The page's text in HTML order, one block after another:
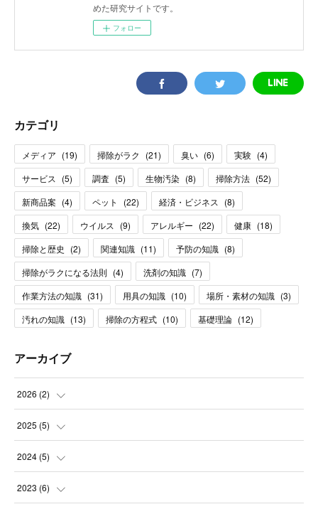
めた研究サイトです。
フォロー
カテゴリ
メディア (19) 掃除がラク (21) 臭い (6) 実験 (4)
サービス
(5) 調査 (5) 生物汚染 (8) 掃除方法 (52)
新商品案 (4) ペット (22) 経済・ビジネス (8)
換気 (22) ウイルス (9) アレルギー (22) 健康 (18)
掃除と歴史
(2) 関連知識 (11) 予防の知識 (8)
掃除がラクになる法則 (4) 洗剤の知識 (7)
作業方法の知識 (31) 用具の知識 (10) 場所・素材の知識 (3)
汚れの知識 (13) 掃除の方程式 (10) 基礎理論 (12)
アーカイブ
2026 (2)
( )
( )
2025 (5)
( )
( )
2024 (5)
( )
2023 (6)